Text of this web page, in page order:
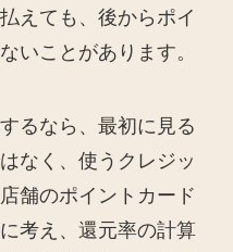
えても、後からポイ
いことがあります。
るなら、最初に見る
なく、使うクレジッ
舗のポイントカード
考え、還元率の計算